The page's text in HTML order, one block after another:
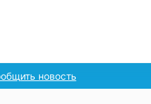
новость